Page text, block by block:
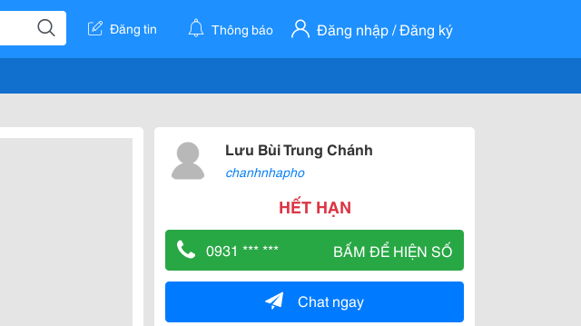
Đăng tin Thông báo Đăng nhập / Đăng ký
Lưu Bùi Trung Chánh
chanhnhapho
HẾT HẠN
0931 *** *** BẤM ĐỂ HIỆN SỐ
Chat ngay